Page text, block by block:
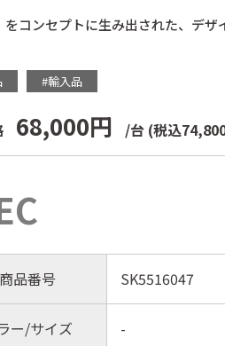
をコンセプトに生み出された、デザ
#輸入品
68,000円 /台 (税込
商品番号 SK5516047
ー/サイズ -